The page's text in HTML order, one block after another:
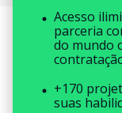
Acesso
parceria
do mundo
+170
suas